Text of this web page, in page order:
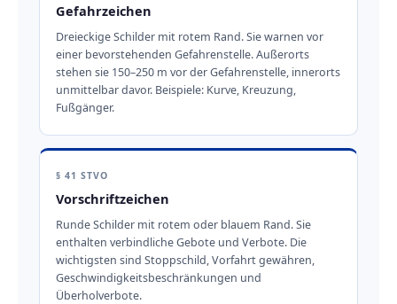
Gefahrzeichen
Dreieckige Schilder mit rotem Rand. Sie warnen vor
einer bevorstehenden Gefahrenstelle. Außerorts
stehen sie 150–250 m vor der Gefahrenstelle, innerorts
unmittelbar davor. Beispiele: Kurve, Kreuzung,
Fußgänger.
§ 41 STVO
Vorschriftzeichen
Runde Schilder mit rotem oder blauem Rand. Sie
enthalten verbindliche Gebote und Verbote. Die
wichtigsten sind Stoppschild, Vorfahrt gewähren,
Geschwindigkeitsbeschränkungen und
Überholverbote.